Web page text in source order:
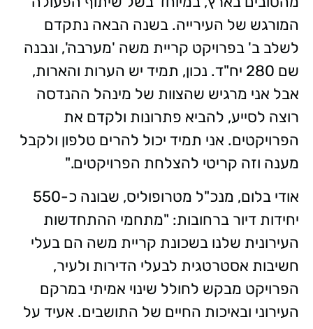
המורגש של העירייה. בשנה הבאה נתקדם
לשלב ב' בפרויקט קריית משה 'מערבה', ונבנה
שם 280 יח"ד. נכון, תמיד יש הערות והארות,
אבל אני מרגיש שהצוות של מינהל ההנדסה
רוצה לסייע, להביא פתרונות ולקדם את
הפרויקטים. אני תמיד יכול להרים טלפון ולקבל
מענה וזה קריטי להצלחת הפרויקטים."
אודי בלום, מנכ"ל מטרופוליס, שבונה כ-550
יחידות דיור ברחובות: "מתחמי ההתחדשות
העירונית שלנו בשכונת קריית משה הם בעלי
חשיבות אסטרטגית לבעלי הדירות ולעיר,
הפרויקט מבקש לחולל שינוי אמיתי במרקם
העירוני ובאיכות החיים של התושבים. אעיד על